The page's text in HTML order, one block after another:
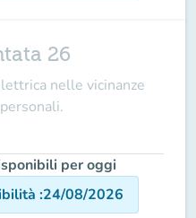
26
nelle vicinanze
per oggi
:24/08/2026